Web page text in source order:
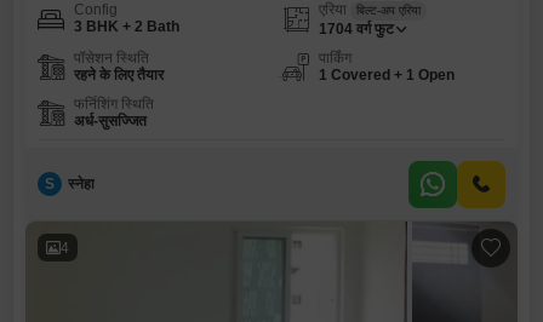
Config
3 BHK + 2 Bath
एरिया बिल्ट-अप एरिया
1704 वर्ग फुट
पॉसेशन स्थिति
रहने के लिए तैयार
पार्किंग
1 Covered + 1 Open
फर्निशिंग स्थिति
अर्ध-सुसज्जित
S स्नेहा
4